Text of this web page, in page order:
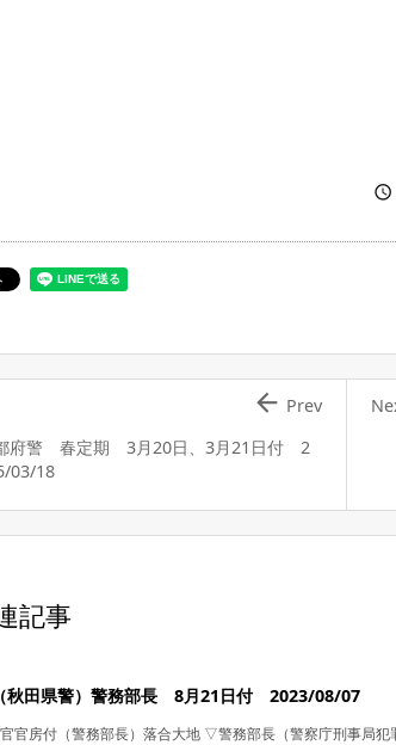

府警 春定期 3月20日、3月21日付 2
03/18
 Prev
記事
秋田県警）警務部長 8月21日付 2023/08/07
官房付（警務部長）落合大地 ▽警務部長（警察庁刑事局犯